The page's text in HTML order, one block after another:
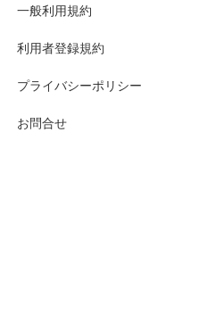
一般利用規約
利用者登録規約
プライバシーポリシー
お問合せ